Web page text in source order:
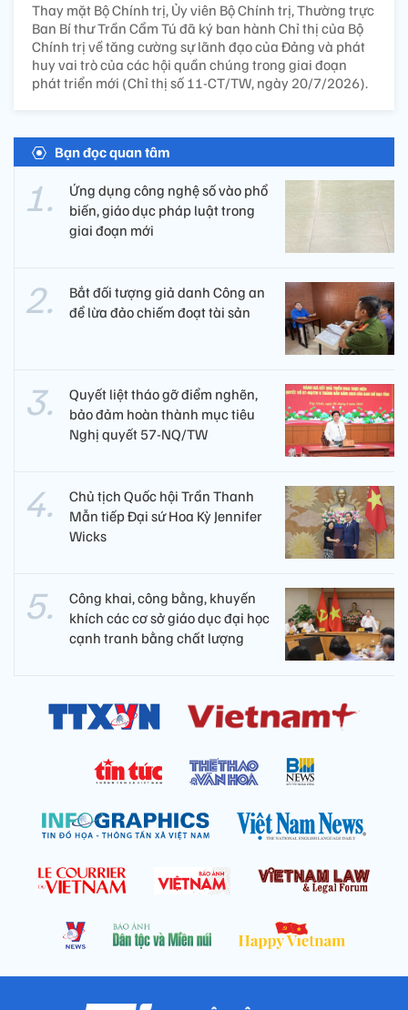
Thay mặt Bộ Chính trị, Ủy viên Bộ Chính trị, Thường trực
Ban Bí thư Trần Cẩm Tú đã ký ban hành Chỉ thị của Bộ
Chính trị về tăng cường sự lãnh đạo của Đảng và phát
huy vai trò của các hội quần chúng trong giai đoạn
phát triển mới (Chỉ thị số 11-CT/TW, ngày 20/7/2026).
Bạn đọc quan tâm
Ứng dụng công nghệ số vào phổ
biến, giáo dục pháp luật trong
giai đoạn mới
Bắt đối tượng giả danh Công an
để lừa đảo chiếm đoạt tài sản
Quyết liệt tháo gỡ điểm nghẽn,
bảo đảm hoàn thành mục tiêu
Nghị quyết 57-NQ/TW
Chủ tịch Quốc hội Trần Thanh
Mẫn tiếp Đại sứ Hoa Kỳ Jennifer
Wicks
Công khai, công bằng, khuyến
khích các cơ sở giáo dục đại học
cạnh tranh bằng chất lượng​